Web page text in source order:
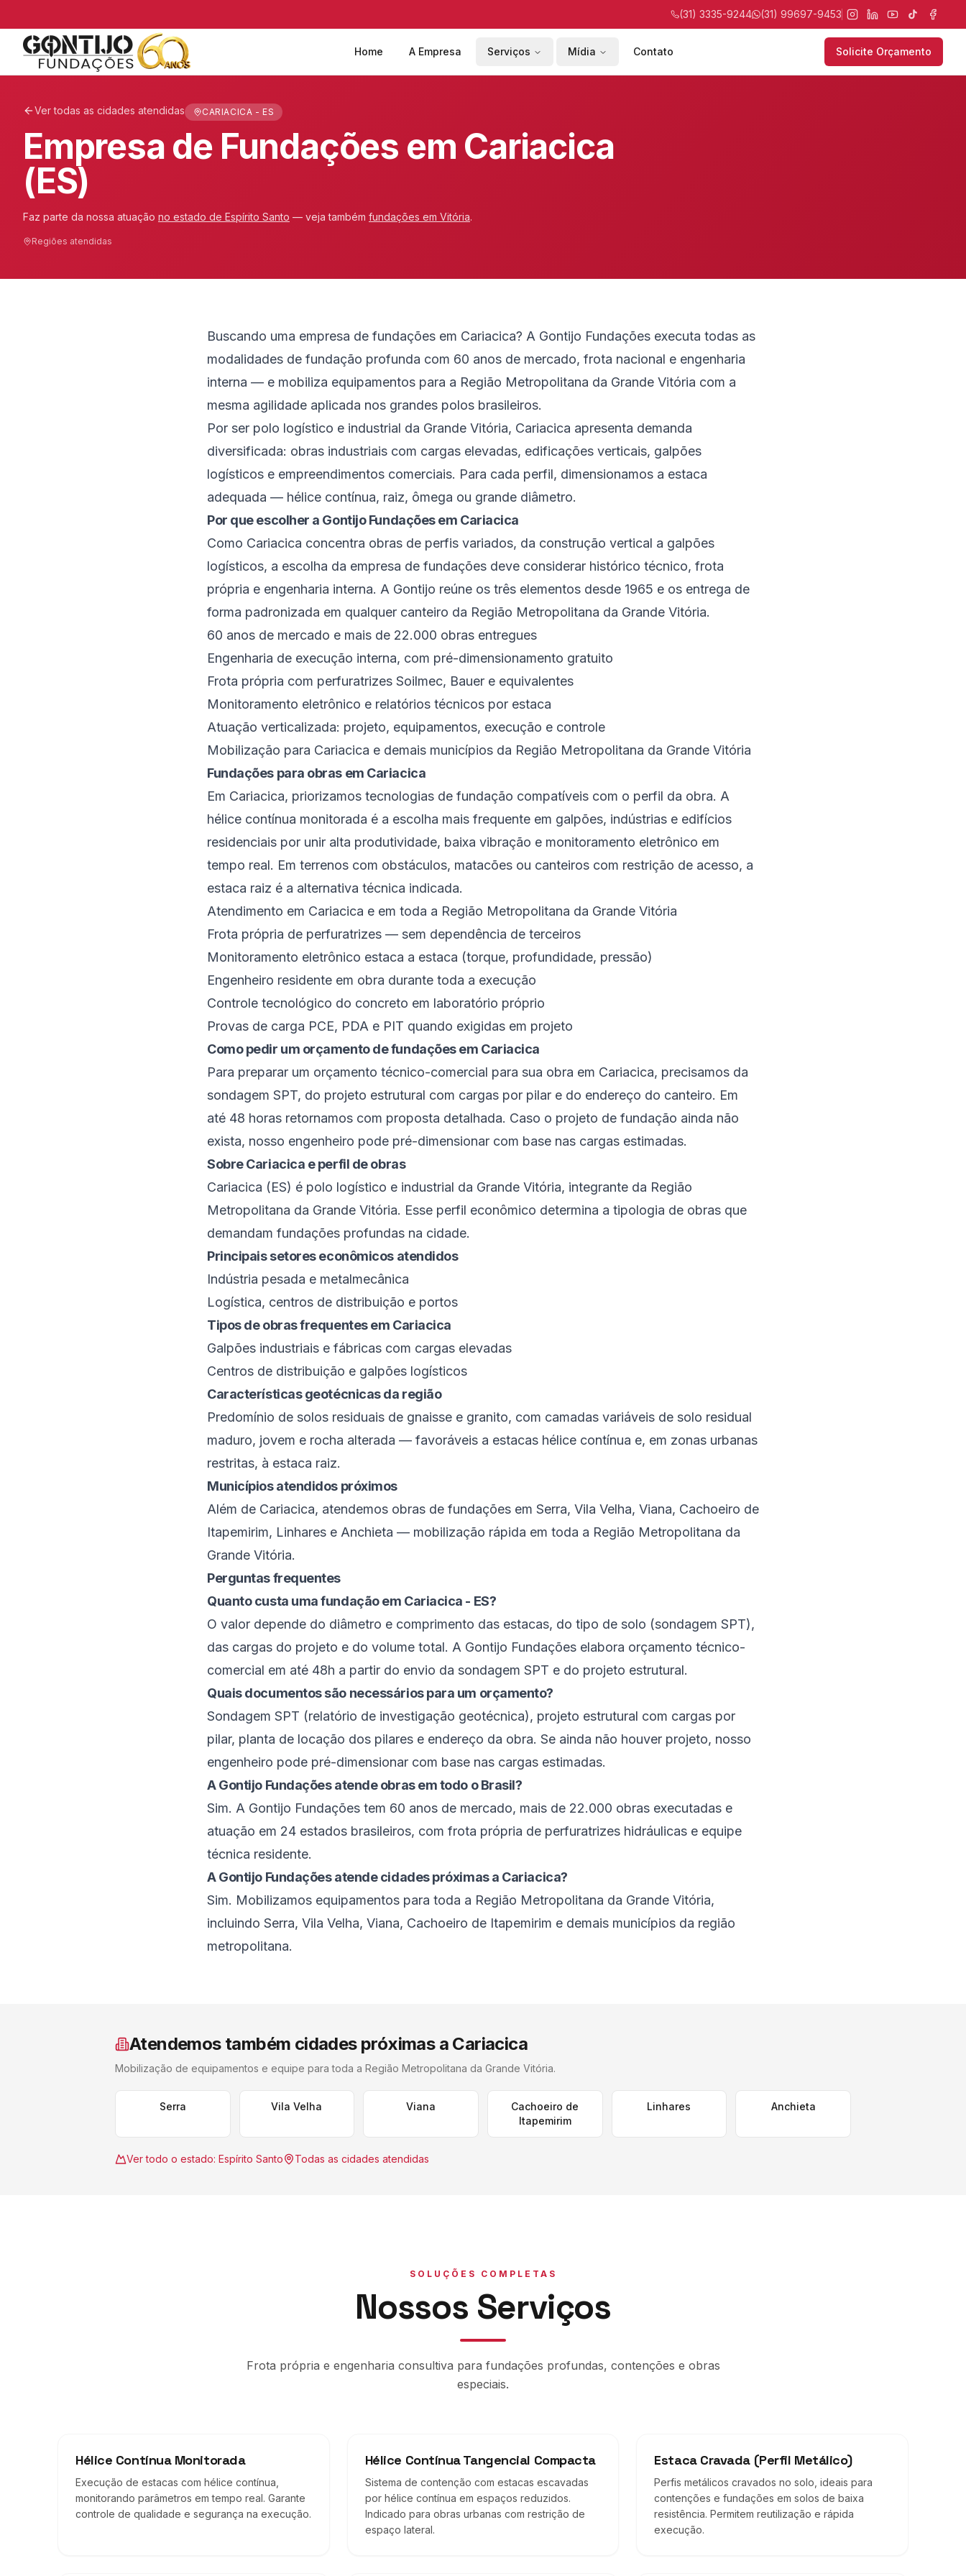
(31) 3335-9244 (31) 99697-9453
Home A Empresa Serviços Mídia Contato Solicite Orçamento
Ver todas as cidades atendidas CARIACICA - ES
Empresa de Fundações em Cariacica
(ES)
Faz parte da nossa atuação no estado de Espírito Santo — veja também fundações em Vitória.
Regiões atendidas
Buscando uma empresa de fundações em Cariacica? A Gontijo Fundações executa todas as
modalidades de fundação profunda com 60 anos de mercado, frota nacional e engenharia
interna — e mobiliza equipamentos para a Região Metropolitana da Grande Vitória com a
mesma agilidade aplicada nos grandes polos brasileiros.
Por ser polo logístico e industrial da Grande Vitória, Cariacica apresenta demanda
diversificada: obras industriais com cargas elevadas, edificações verticais, galpões
logísticos e empreendimentos comerciais. Para cada perfil, dimensionamos a estaca
adequada — hélice contínua, raiz, ômega ou grande diâmetro.
Por que escolher a Gontijo Fundações em Cariacica
Como Cariacica concentra obras de perfis variados, da construção vertical a galpões
logísticos, a escolha da empresa de fundações deve considerar histórico técnico, frota
própria e engenharia interna. A Gontijo reúne os três elementos desde 1965 e os entrega de
forma padronizada em qualquer canteiro da Região Metropolitana da Grande Vitória.
60 anos de mercado e mais de 22.000 obras entregues
Engenharia de execução interna, com pré-dimensionamento gratuito
Frota própria com perfuratrizes Soilmec, Bauer e equivalentes
Monitoramento eletrônico e relatórios técnicos por estaca
Atuação verticalizada: projeto, equipamentos, execução e controle
Mobilização para Cariacica e demais municípios da Região Metropolitana da Grande Vitória
Fundações para obras em Cariacica
Em Cariacica, priorizamos tecnologias de fundação compatíveis com o perfil da obra. A
hélice contínua monitorada é a escolha mais frequente em galpões, indústrias e edifícios
residenciais por unir alta produtividade, baixa vibração e monitoramento eletrônico em
tempo real. Em terrenos com obstáculos, matacões ou canteiros com restrição de acesso, a
estaca raiz é a alternativa técnica indicada.
Atendimento em Cariacica e em toda a Região Metropolitana da Grande Vitória
Frota própria de perfuratrizes — sem dependência de terceiros
Monitoramento eletrônico estaca a estaca (torque, profundidade, pressão)
Engenheiro residente em obra durante toda a execução
Controle tecnológico do concreto em laboratório próprio
Provas de carga PCE, PDA e PIT quando exigidas em projeto
Como pedir um orçamento de fundações em Cariacica
Para preparar um orçamento técnico-comercial para sua obra em Cariacica, precisamos da
sondagem SPT, do projeto estrutural com cargas por pilar e do endereço do canteiro. Em
até 48 horas retornamos com proposta detalhada. Caso o projeto de fundação ainda não
exista, nosso engenheiro pode pré-dimensionar com base nas cargas estimadas.
SobreCariacica e perfil de obras
Cariacica (ES) é polo logístico e industrial da Grande Vitória, integrante da Região
Metropolitana da Grande Vitória. Esse perfil econômico determina a tipologia de obras que
demandam fundações profundas na cidade.
Principais setores econômicos atendidos
Indústria pesada e metalmecânica
Logística, centros de distribuição e portos
Tipos de obras frequentes em Cariacica
Galpões industriais e fábricas com cargas elevadas
Centros de distribuição e galpões logísticos
Características geotécnicas da região
Predomínio de solos residuais de gnaisse e granito, com camadas variáveis de solo residual
maduro, jovem e rocha alterada — favoráveis a estacas hélice contínua e, em zonas urbanas
restritas, à estaca raiz.
Municípios atendidos próximos
Além de Cariacica, atendemos obras de fundações em Serra, Vila Velha, Viana, Cachoeiro de
Itapemirim, Linhares e Anchieta — mobilização rápida em toda a Região Metropolitana da
Grande Vitória.
Perguntas frequentes
Quanto custa uma fundação em Cariacica - ES?
O valor depende do diâmetro e comprimento das estacas, do tipo de solo (sondagem SPT),
das cargas do projeto e do volume total. A Gontijo Fundações elabora orçamento técnico-
comercial em até 48h a partir do envio da sondagem SPT e do projeto estrutural.
Quais documentos são necessários para um orçamento?
Sondagem SPT (relatório de investigação geotécnica), projeto estrutural com cargas por
pilar, planta de locação dos pilares e endereço da obra. Se ainda não houver projeto, nosso
engenheiro pode pré-dimensionar com base nas cargas estimadas.
A Gontijo Fundações atende obras em todo o Brasil?
Sim. A Gontijo Fundações tem 60 anos de mercado, mais de 22.000 obras executadas e
atuação em 24 estados brasileiros, com frota própria de perfuratrizes hidráulicas e equipe
técnica residente.
A Gontijo Fundações atende cidades próximas a Cariacica?
Sim. Mobilizamos equipamentos para toda a Região Metropolitana da Grande Vitória,
incluindo Serra, Vila Velha, Viana, Cachoeiro de Itapemirim e demais municípios da região
metropolitana.
Atendemos também cidades próximas a Cariacica
Mobilização de equipamentos e equipe para toda a Região Metropolitana da Grande Vitória.
Serra Vila Velha Viana
Cachoeiro de
Itapemirim
Linhares Anchieta
Ver todo o estado: Espírito Santo Todas as cidades atendidas
SOLUÇÕES COMPLETAS
Nossos Serviços
Frota própria e engenharia consultiva para fundações profundas, contenções e obras
especiais.
Hélice Contínua Monitorada
Execução de estacas com hélice contínua,
monitorando parâmetros em tempo real. Garante
controle de qualidade e segurança na execução.
Hélice Contínua Tangencial Compacta
Sistema de contenção com estacas escavadas
por hélice contínua em espaços reduzidos.
Indicado para obras urbanas com restrição de
espaço lateral.
Estaca Cravada (Perfil Metálico)
Perfis metálicos cravados no solo, ideais para
contenções e fundações em solos de baixa
resistência. Permitem reutilização e rápida
execução.